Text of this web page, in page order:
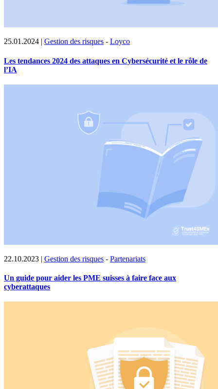
25.01.2024 | Gestion des risques - Loyco
Les tendances 2024 des attaques en Cybersécurité et le rôle de
l’IA
22.10.2023 | Gestion des risques - Partenariats
Un guide pour aider les PME suisses à faire face aux
cyberattaques